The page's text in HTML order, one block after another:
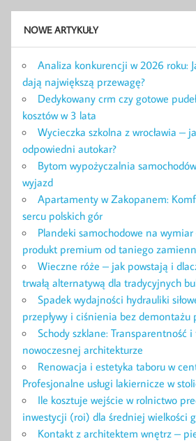
NOWE ARTYKUŁY
Analiza konkurencji w 2026 roku:
dają największą przewagę?
Dedykowany crm czy gotowe
kosztów w 3 lata
Wycieczka szkolna z wrocławia –
odpowiedni autokar?
Bytom wypożyczalnia
wyjazd
Apartamenty w Zakopanem:
sercu polskich gór
Plandeki samochodowe na
produkt premium od taniego
Wieczne róże – jak powstają i
trwałą alternatywą dla tradycyjnych
Spadek wydajności hydrauliki
przepływy i ciśnienia bez demontażu
Schody szklane: Transparentność
nowoczesnej architekturze
Renowacja i estetyka taboru w
Profesjonalne usługi lakiernicze w
Ile kosztuje wejście w rolnictwo
inwestycji (roi) dla średniej wielkości
Kontakt z architektem wnętrz –